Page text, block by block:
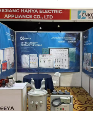
বৈদ্যুতিক বিতরণ দক্ষতা বৃদ্ধি
>>